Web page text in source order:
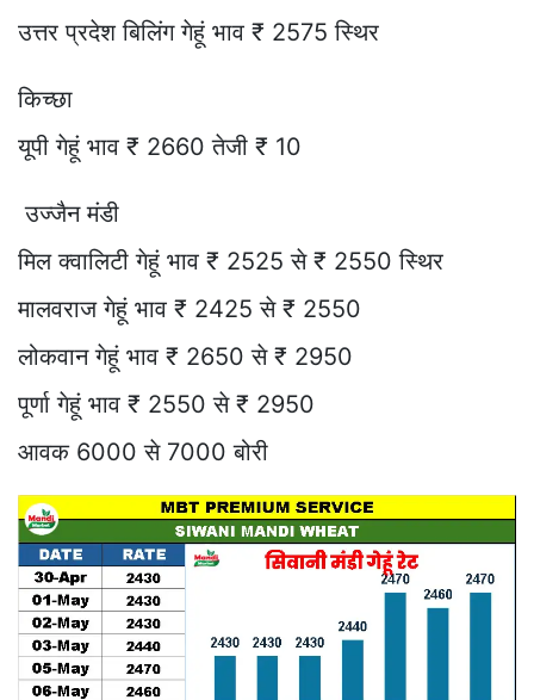
उत्तर प्रदेश बिलिंग गेहूं भाव ₹ 2575 स्थिर
किच्छा
यूपी गेहूं भाव ₹ 2660 तेजी ₹ 10
उज्जैन मंडी
मिल क्वालिटी गेहूं भाव ₹ 2525 से ₹ 2550 स्थिर
मालवराज गेहूं भाव ₹ 2425 से ₹ 2550
लोकवान गेहूं भाव ₹ 2650 से ₹ 2950
पूर्णा गेहूं भाव ₹ 2550 से ₹ 2950
आवक 6000 से 7000 बोरी